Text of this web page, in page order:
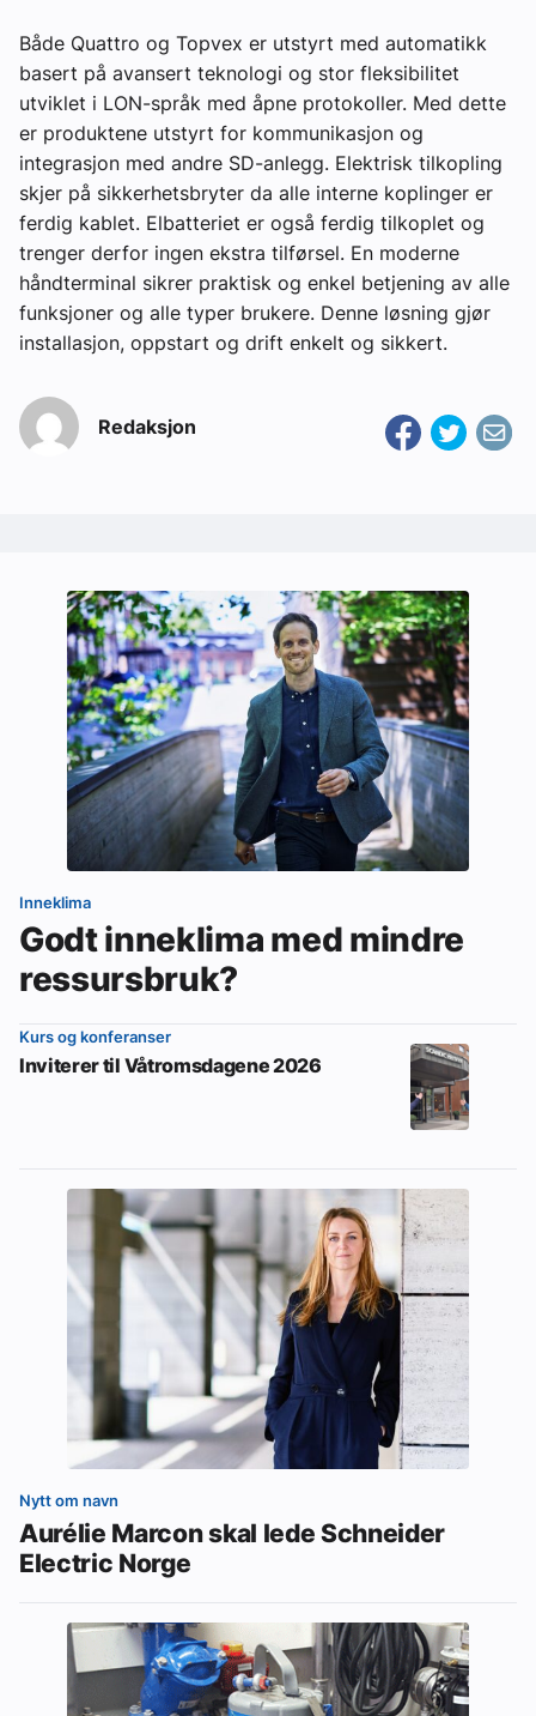
Både Quattro og Topvex er utstyrt med automatikk
basert på avansert teknologi og stor fleksibilitet
utviklet i LON-språk med åpne protokoller. Med dette
er produktene utstyrt for kommunikasjon og
integrasjon med andre SD-anlegg. Elektrisk tilkopling
skjer på sikkerhetsbryter da alle interne koplinger er
ferdig kablet. Elbatteriet er også ferdig tilkoplet og
trenger derfor ingen ekstra tilførsel. En moderne
håndterminal sikrer praktisk og enkel betjening av alle
funksjoner og alle typer brukere. Denne løsning gjør
installasjon, oppstart og drift enkelt og sikkert.
Redaksjon
Inneklima
Godt inneklima med mindre
ressursbruk?
Kurs og konferanser
Inviterer til Våtromsdagene 2026
Nytt om navn
Aurélie Marcon skal lede Schneider
Electric Norge